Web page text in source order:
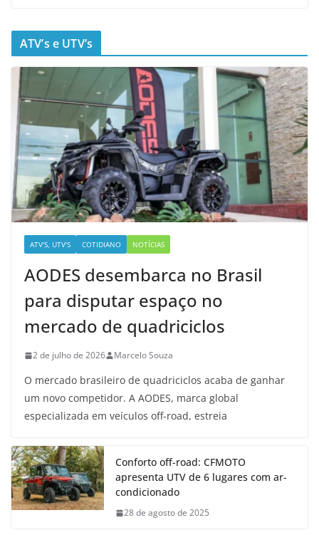
ATV’s e UTV’s
ATV'S, UTV'S COTIDIANO NOTÍCIAS
AODES desembarca no Brasil
para disputar espaço no
mercado de quadriciclos
2 de julho de 2026 Marcelo Souza
O mercado brasileiro de quadriciclos acaba de ganhar
um novo competidor. A AODES, marca global
especializada em veículos off-road, estreia
Conforto off-road: CFMOTO
apresenta UTV de 6 lugares com ar-
condicionado
28 de agosto de 2025